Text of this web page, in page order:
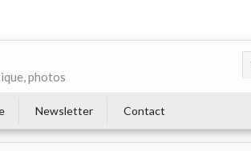
photos
Newsletter Contact